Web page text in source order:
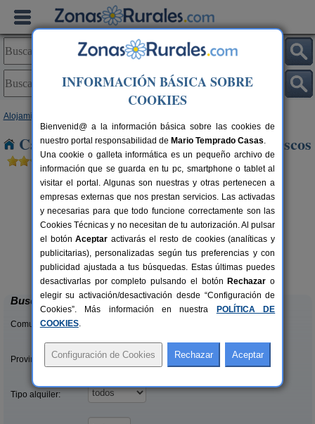
Alojamientos
Casas Rurales cerca de Villanueva de Oscos
6 pers.
desde19 €
El Pajar de Pumarega
Castropol (Asturias)
Buscar
Comunidades:
Provincias/Islas:
Tipo alquiler:
INFORMACIÓN BÁSICA SOBRE
COOKIES
Bienvenid@ a la información básica sobre las cookies de
nuestro portal responsabilidad de Mario Temprado Casas.
Una cookie o galleta informática es un pequeño archivo de
información que se guarda en tu pc, smartphone o tablet al
visitar el portal. Algunas son nuestras y otras pertenecen a
empresas externas que nos prestan servicios. Las activadas
y necesarias para que todo funcione correctamente son las
Cookies Técnicas y no necesitan de tu autorización. Al pulsar
el botónAceptar activarás el resto de cookies (analíticas y
publicitarias), personalizadas según tus preferencias y con
publicidad ajustada a tus búsquedas. Estas últimas puedes
desactivarlas por completo pulsando el botón Rechazar o
elegir su activación/desactivación desde “Configuración de
Cookies”. Más información en nuestra
POLÍTICA DE
COOKIES.